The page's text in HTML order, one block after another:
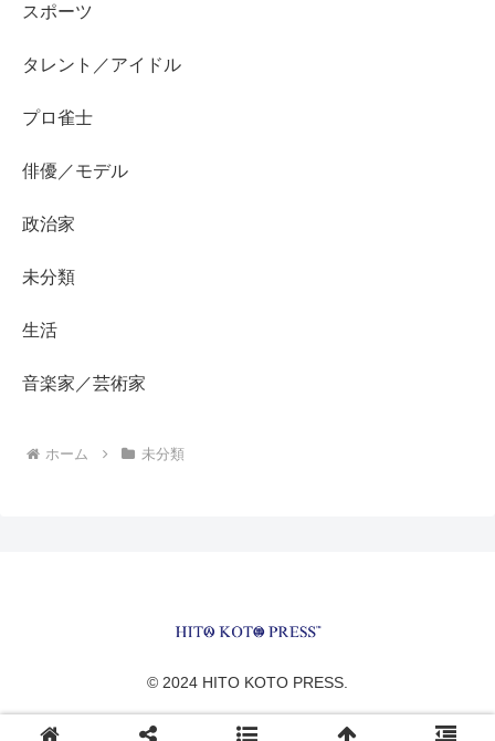
スポーツ
タレント／アイドル
プロ雀士
俳優／モデル
政治家
未分類
生活
音楽家／芸術家
ホーム 未分類
© 2024 HITO KOTO PRESS.